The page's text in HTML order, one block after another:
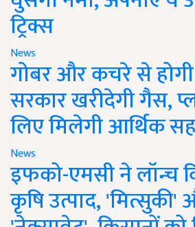
ट्रिक्स
News
गोबर और कचरे से
सरकार खरीदेगी गैस,
लिए मिलेगी आर्थिक
News
इफको-एमसी ने लॉन्च
कृषि उत्पाद, 'मित्सुकी'